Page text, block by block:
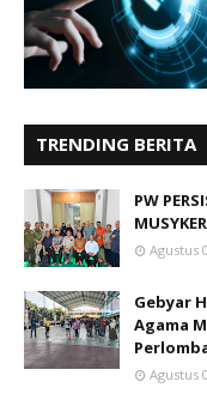
TRENDING BERITA
PW
Agustus
Gebyar
Agama
Agustus